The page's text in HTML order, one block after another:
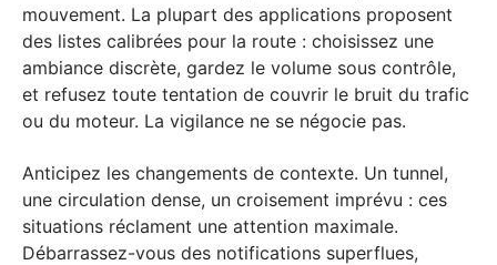
mouvement. La plupart des applications proposent
des listes calibrées pour la route : choisissez une
ambiance discrète, gardez le volume sous contrôle,
et refusez toute tentation de couvrir le bruit du trafic
ou du moteur. La vigilance ne se négocie pas.
Anticipez les changements de contexte. Un tunnel,
une circulation dense, un croisement imprévu : ces
situations réclament une attention maximale.
Débarrassez-vous des notifications superflues,